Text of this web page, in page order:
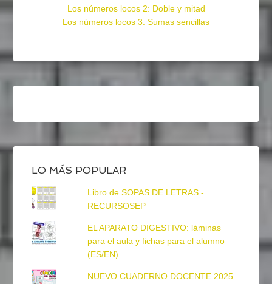
Los números locos 2: Doble y mitad
Los números locos 3: Sumas sencillas
LO MÁS POPULAR
Libro de SOPAS DE LETRAS -
RECURSOSEP
EL APARATO DIGESTIVO: láminas
para el aula y fichas para el alumno
(ES/EN)
NUEVO CUADERNO DOCENTE 2025